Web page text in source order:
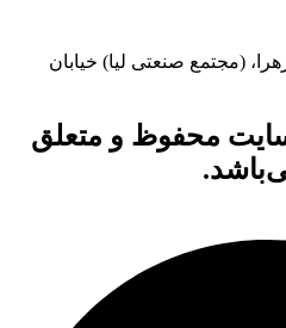
جاده بويین زهرا، (مجتمع صنعتی لیا) خیابان
محفوظ و متعلق